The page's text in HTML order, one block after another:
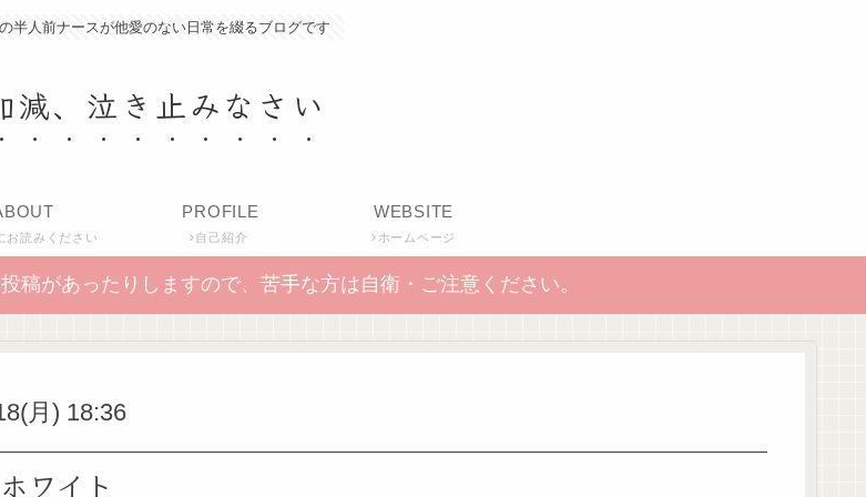
半人前ナースが他愛のない日常を綴るブログです
減、泣き止みなさい
お読みください
PROFILE
自己紹介
WEBSITE
ホームページ
稿があったりしますので、苦手な方は自衛・ご注意ください。
月) 18:36
ワイト